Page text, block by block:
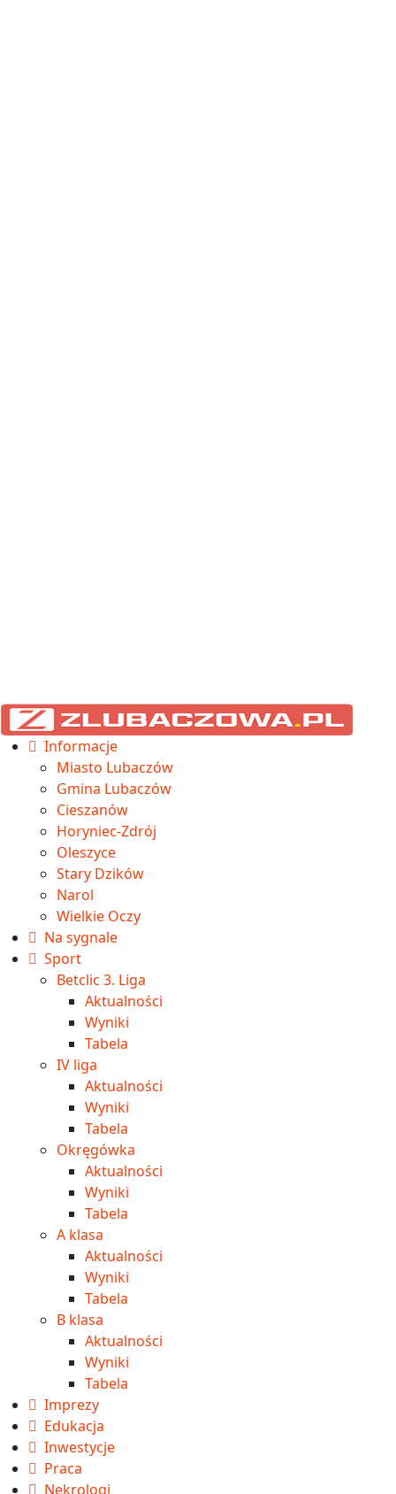
Informacje
Miasto Lubaczów
Gmina Lubaczów
Cieszanów
Horyniec-Zdrój
Oleszyce
Stary Dzików
Narol
Wielkie Oczy
Na sygnale
Sport
Betclic 3. Liga
Aktualności
Wyniki
Tabela
IV liga
Aktualności
Wyniki
Tabela
Okręgówka
Aktualności
Wyniki
Tabela
A klasa
Aktualności
Wyniki
Tabela
B klasa
Aktualności
Wyniki
Tabela
Imprezy
Edukacja
Inwestycje
Praca
Nekrologi